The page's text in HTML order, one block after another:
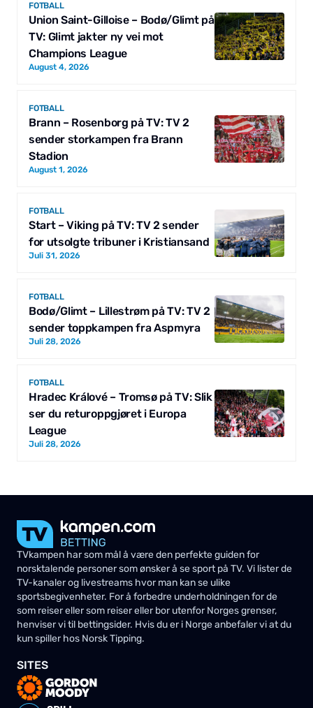
FOTBALL
Union Saint-Gilloise – Bodø/Glimt på
TV: Glimt jakter ny vei mot
Champions League
August 4, 2026
FOTBALL
Brann – Rosenborg på TV: TV 2
sender storkampen fra Brann
Stadion
August 1, 2026
FOTBALL
Start – Viking på TV: TV 2 sender
for utsolgte tribuner i Kristiansand
Juli 31, 2026
FOTBALL
Bodø/Glimt – Lillestrøm på TV: TV 2
sender toppkampen fra Aspmyra
Juli 28, 2026
FOTBALL
Hradec Králové – Tromsø på TV: Slik
ser du returoppgjøret i Europa
League
Juli 28, 2026
TVkampen har som mål å være den perfekte guiden for
norsktalende personer som ønsker å se sport på TV. Vi lister de
TV-kanaler og livestreams hvor man kan se ulike
sportsbegivenheter. For å forbedre underholdningen for de
som reiser eller som reiser eller bor utenfor Norges grenser,
henviser vi til bettingsider. Hvis du er i Norge anbefaler vi at du
kun spiller hos Norsk Tipping.
SITES